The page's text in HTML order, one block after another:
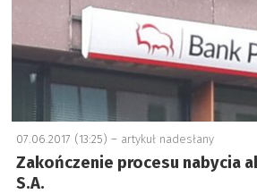
07.06.2017 (13:25) – artykuł nadesłany
Zakończenie procesu nabycia
S.A.